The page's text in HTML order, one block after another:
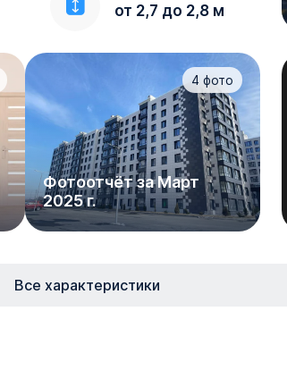
от 2,7 до 2,8 м
4 фото
Фотоотчёт за Март
2025 г.
Все характеристики